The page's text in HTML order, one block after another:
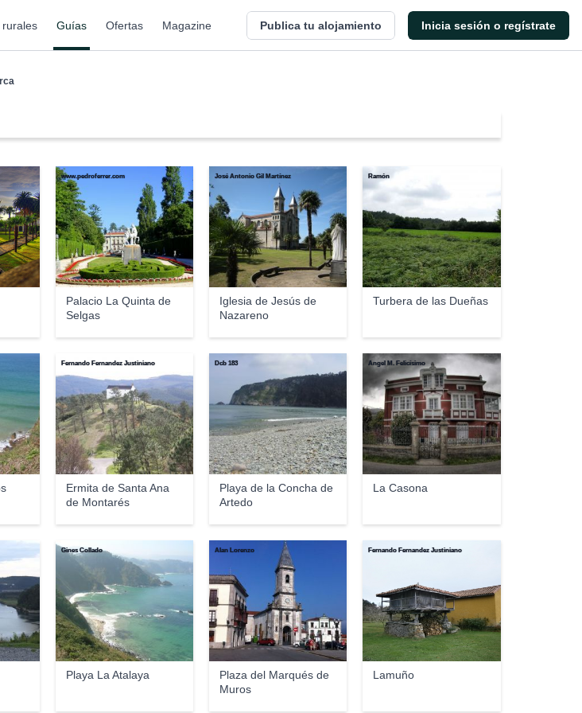
rurales Guías Ofertas Magazine Publica tu alojamiento Inicia sesión o regístrate
Palacio La Quinta de
Selgas
www.pedroferrer.com
Iglesia de Jesús de
Nazareno
José Antonio Gil Martínez
Turbera de las Dueñas
Ramón
Ermita de Santa Ana
de Montarés
Fernando Fernandez Justiniano
Playa de la Concha de
Artedo
Dcb 183
La Casona
Ángel M. Felicísimo
Playa La Atalaya
Gines Collado
Plaza del Marqués de
Muros
Alan Lorenzo
Lamuño
Fernando Fernandez Justiniano